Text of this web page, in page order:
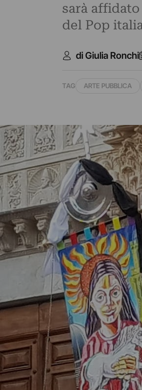
sarà
del Pop
di Giulia Ronchi
TAG ARTE PUBBLICA